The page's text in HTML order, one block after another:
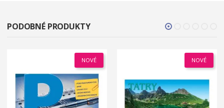
PODOBNÉ PRODUKTY
NOVÉ NOVÉ